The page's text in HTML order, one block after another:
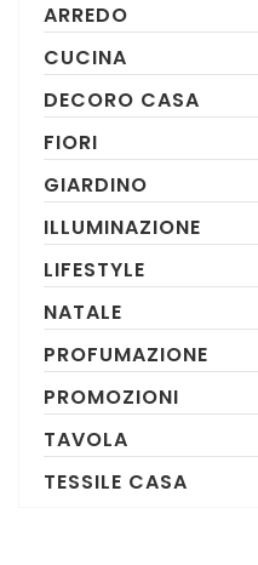
ARREDO
CUCINA
DECORO CASA
FIORI
GIARDINO
ILLUMINAZIONE
LIFESTYLE
NATALE
PROFUMAZIONE
PROMOZIONI
TAVOLA
TESSILE CASA